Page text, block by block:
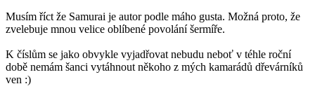
Musím říct že Samurai je autor podle máho gusta. Možná proto, že
zvelebuje mnou velice oblíbené povolání šermíře.
K číslům se jako obvykle vyjadřovat nebudu neboť v téhle roční
době nemám šanci vytáhnout někoho z mých kamarádů dřevárníků
ven :)